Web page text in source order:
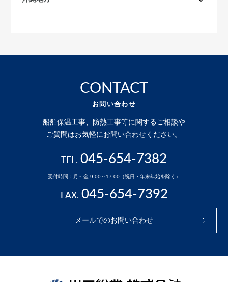
CONTACT
お問い合わせ
船舶保温工事、防熱工事等に関するご相談や
ご質問はお気軽にお問い合わせください。
TEL. 045-654-7382
受付時間：月～金 9:00～17:00（祝日・年末年始を除く）
FAX. 045-654-7392
メールでのお問い合わせ